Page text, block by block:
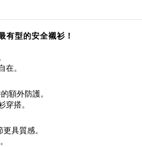
型的安全襯衫！
在。
額外防護。
穿搭。
具質感。